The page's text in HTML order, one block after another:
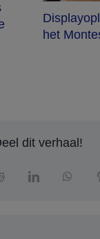
het
dit verhaal!